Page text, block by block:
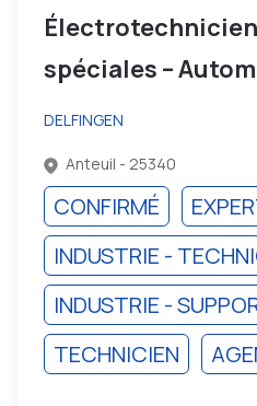
spéciales –
DELFINGEN
Anteuil - 25340
CONFIRMÉ
INDUSTRIE -
INDUSTRIE -
TECHNICIEN